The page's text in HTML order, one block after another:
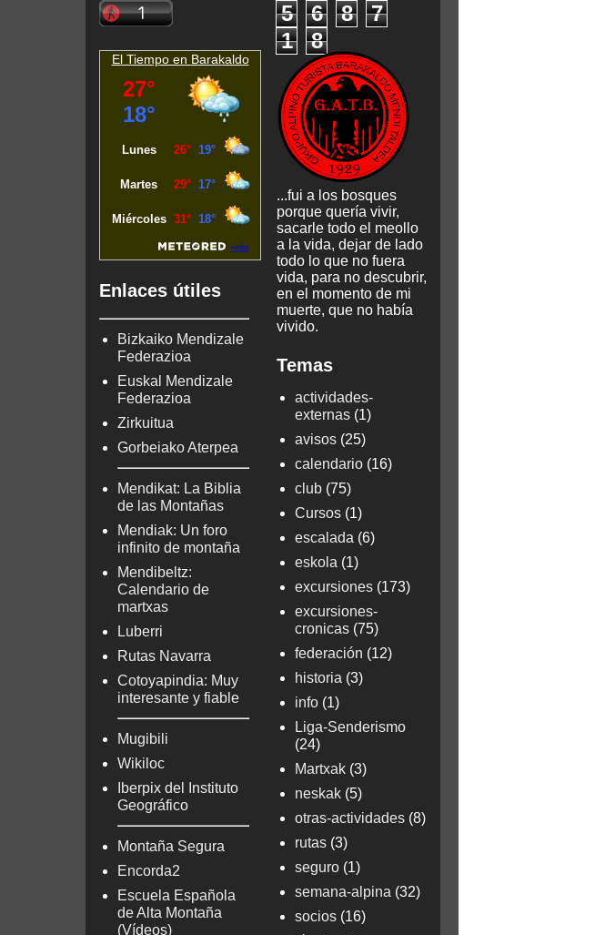
El Tiempo en Barakaldo
Enlaces útiles
Bizkaiko Mendizale
Federazioa
Euskal Mendizale
Federazioa
Zirkuitua
Gorbeiako Aterpea
Mendikat: La Biblia
de las Montañas
Mendiak: Un foro
infinito de montaña
Mendibeltz:
Calendario de
martxas
Luberri
Rutas Navarra
Cotoyapindia: Muy
interesante y fiable
Mugibili
Wikiloc
Iberpix del Instituto
Geográfico
Montaña Segura
Encorda2
Escuela Española
de Alta Montaña
(Vídeos)
5 6 8
7
1
8
...fui a los bosques
porque quería vivir,
sacarle todo el meollo
a la vida, dejar de lado
todo lo que no fuera
vida, para no descubrir,
en el momento de mi
muerte, que no había
vivido.
Temas
actividades-
externas (1)
avisos (25)
calendario (16)
club (75)
Cursos (1)
escalada (6)
eskola (1)
excursiones (173)
excursiones-
cronicas (75)
federación (12)
historia (3)
info (1)
Liga-Senderismo
(24)
Martxak (3)
neskak (5)
otras-actividades (8)
rutas (3)
seguro (1)
semana-alpina (32)
socios (16)